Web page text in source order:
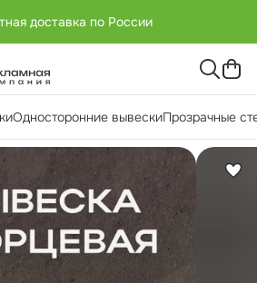
доставка по России
доставка по России
Односторонние вывескиПрозрачные